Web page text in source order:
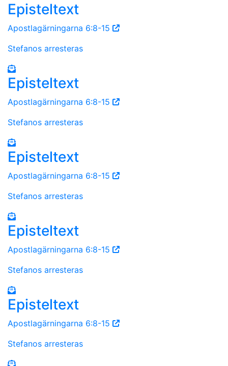
Episteltext
Apostlagärningarna 6:8-15
Stefanos arresteras
Episteltext
Apostlagärningarna 6:8-15
Stefanos arresteras
Episteltext
Apostlagärningarna 6:8-15
Stefanos arresteras
Episteltext
Apostlagärningarna 6:8-15
Stefanos arresteras
Episteltext
Apostlagärningarna 6:8-15
Stefanos arresteras